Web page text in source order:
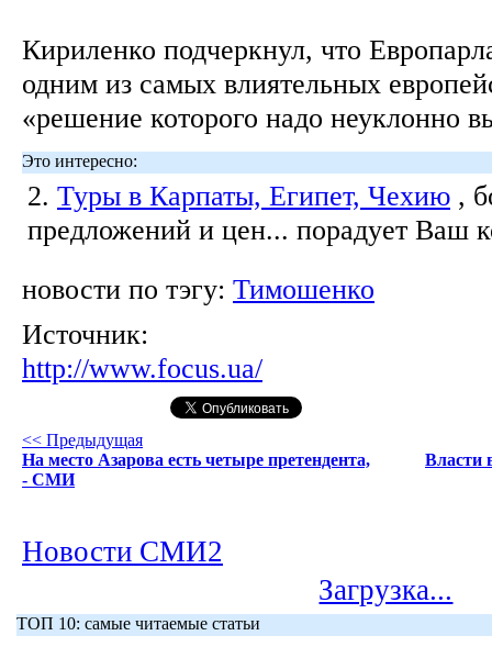
Кириленко подчеркнул, что
одним из самых влиятельных
«решение которого надо неуклонно
Это интересно:
2. Туры в Карпаты, Египет, Чехию ,
предложений и цен... порадует Ваш
новости по тэгу: Тимошенко
Источник:
http://www.focus.ua/
<< Предыдущая
На место Азарова есть четыре претендента,
- СМИ
Власти
Новости СМИ2
Загрузка...
ТОП 10: самые читаемые статьи